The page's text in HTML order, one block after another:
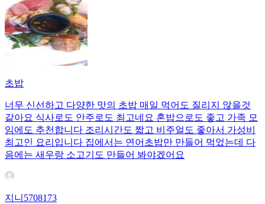
초밥
너무 신선하고 다양한 맛의 초밥 매일 먹어도 질리지 않을것
같아요 식사로도 안주로도 최고네요 혼밥으로도 좋고 가족 모
임에도 추천합니다 조리시간도 짧고 비주얼도 좋아서 가성비
최고인 요리입니다 집에서는 연어초밥만 만들어 먹었는데 다
음에는 새우랑 소고기도 만들어 봐야겠어요
지니5708173